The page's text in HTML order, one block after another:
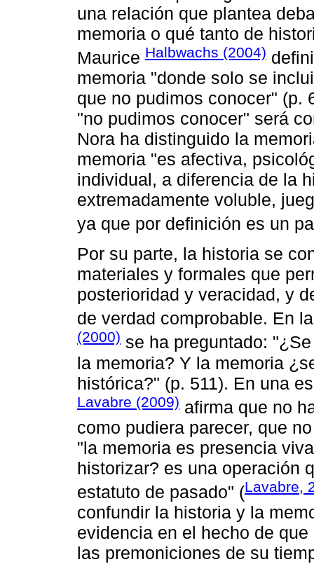
una relación que plantea
memoria o qué tanto de
Maurice Halbwachs (2004)
memoria "donde solo se
que no pudimos conocer" (p.
"no pudimos conocer" será
Nora ha distinguido la
memoria "es afectiva,
individual, a diferencia de la
extremadamente voluble,
ya que por definición es un
Por su parte, la historia se
materiales y formales que
posterioridad y veracidad, y
de verdad comprobable. En
(2000) se ha preguntado:
la memoria? Y la memoria
histórica?" (p. 511). En una
Lavabre (2009) afirma que no
como pudiera parecer, que
"la memoria es presencia
historizar? es una operación
estatuto de pasado" (Lavabre,
confundir la historia y la
evidencia en el hecho de
las premoniciones de su